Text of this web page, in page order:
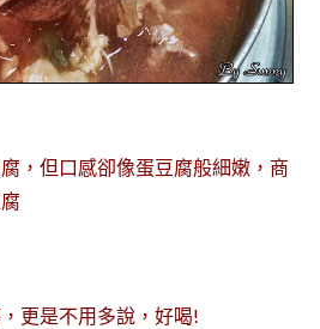
，但口感卻像蛋豆腐般細嫩，商
更是不用多說，好喝!